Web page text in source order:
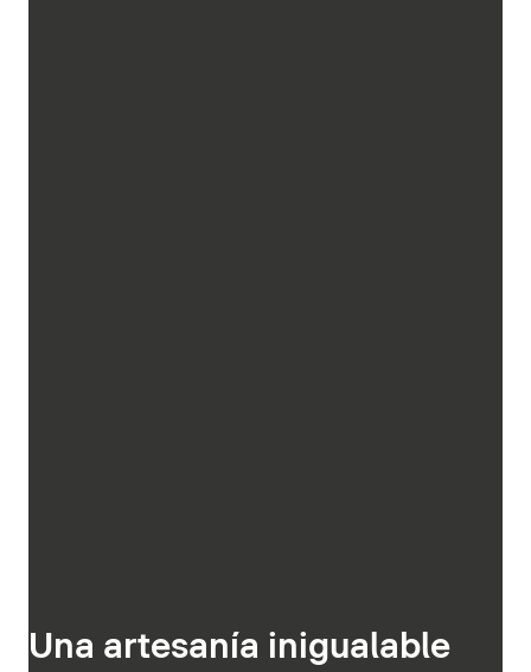
Una artesanía inigualable